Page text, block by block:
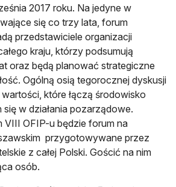
2017 roku. Na jedyne w
się co trzy lata, forum
przedstawiciele organizacji
kraju, którzy podsumują
oraz będą planować strategiczne
Ogólną osią tegorocznej dyskusji
które łączą środowisko
w działania pozarządowe.
VIII OFIP-u będzie forum na
przygotowywane przez
z całej Polski. Gościć na nim
osób.